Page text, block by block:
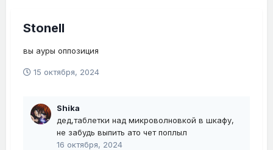
Stonell
вы ауры оппозиция
15 октября, 2024
Shika
дед,таблетки над микроволновкой в шкафу,
не забудь выпить ато чет поплыл
16 октября, 2024